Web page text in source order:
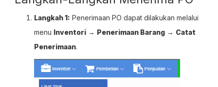
Langkah 1: Penerimaan PO dapat dilakukan melalui
menu Inventori → Penerimaan Barang → Catat
Penerimaan.